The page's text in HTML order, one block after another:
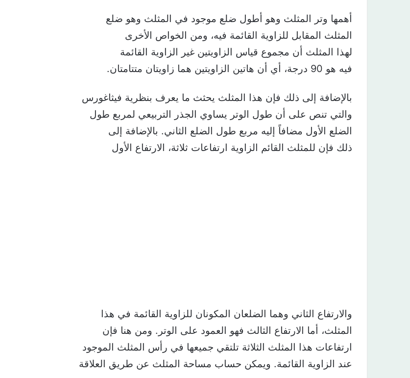
أهمها وتر المثلث وهو أطول ضلع موجود في المثلث وهو ضلع
المثلث المقابل للزاوية القائمة فيه، ومن الخواص الأخرى
لهذا المثلث أن مجموع قياس الزاويتين غير الزاوية القائمة
فيه هو 90 درجة، أي أن هاتين الزاويتين هما زاويتان متتامتان.
بالإضافة إلى ذلك فإن هذا المثلث يحثث ما يعرف بنظرية فيثاغورس
والتي تنص على أن طول الوتر يساوي الجذر التربيعي لمربع طول
الضلع الأول مضافاً إليه مربع طول الضلع الثاني. بالإضافة إلى
ذلك فإن للمثلث القائم الزاوية ارتفاعات ثلاثة، الارتفاع الأول
والارتفاع الثاني وهما الضلعان المكونان للزاوية القائمة في هذا
المثلث، أما الارتفاع الثالث فهو العمود على الوتر. ومن هنا فإن
ارتفاعات هذا المثلث الثلاثة تلتقي جميعها في رأس المثلث الموجود
عند الزاوية القائمة. ويمكن حساب مساحة المثلث عن طريق العلاقة